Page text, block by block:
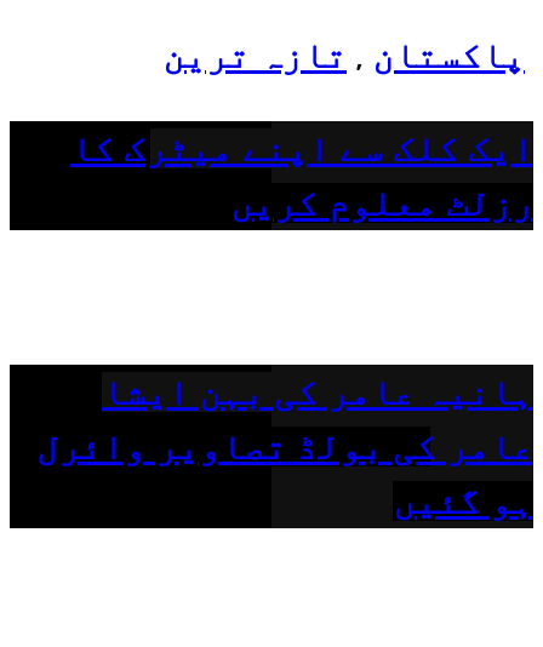
پاکستان , تازہ ترین
ایک کلک سے اپنے میٹرک کا
رزلٹ معلوم کریں
ہانیہ عامر کی بہن ایشا
عامر کی بولڈ تصاویر وائرل
ہو گئیں